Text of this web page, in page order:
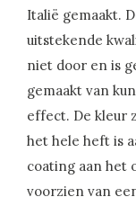
Italië gemaakt.
uitstekende
niet door en is
gemaakt van
effect. De kleur
het hele heft is
coating aan het
voorzien van